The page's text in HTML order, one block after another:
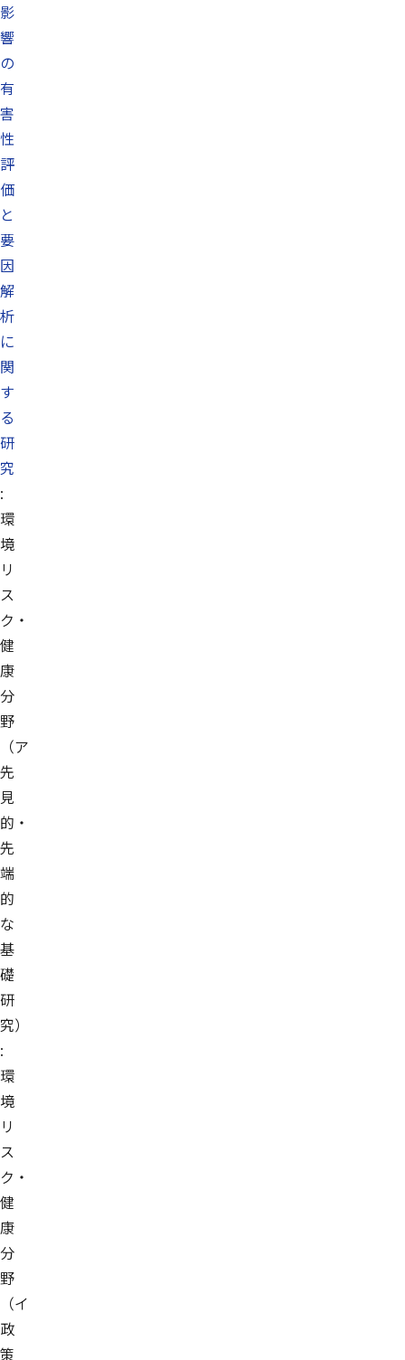
影
響
の
有
害
性
評
価
と
要
因
解
析
に
関
す
る
研
究
:
環
境
リ
ス
ク・
健
康
分
野
（ア
先
見
的・
先
端
的
な
基
礎
研
究）
:
環
境
リ
ス
ク・
健
康
分
野
（イ
政
策